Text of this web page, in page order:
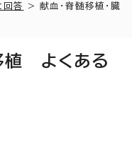
回答
> 献血・脊髄移植・臓
植 よくある